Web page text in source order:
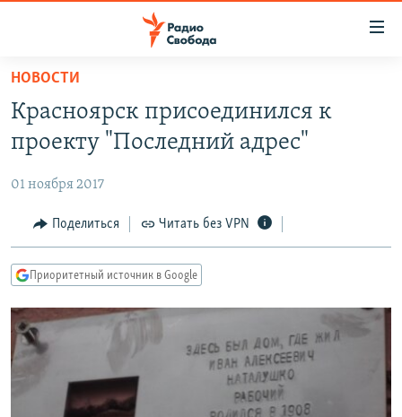
упрощенного
доступа
основному
Вернутся
главной
навигации
Вернутся
поиску
ПОДКАСТЫ
АВТОРСКИЕ ПРОЕКТЫ
ЦИТАТЫ СВОБОДЫ
МНЕНИЯ
IDEL.РЕАЛИИ
КАВКАЗ.РЕАЛИИ
СЕВЕР.РЕАЛИИ
СИБИРЬ.РЕАЛИИ
НОВОСТИ
Красноярск присоединился к
проекту "Последний адрес"
01 ноября 2017
Поделиться Читать без VPN
Приоритетный источник в Google